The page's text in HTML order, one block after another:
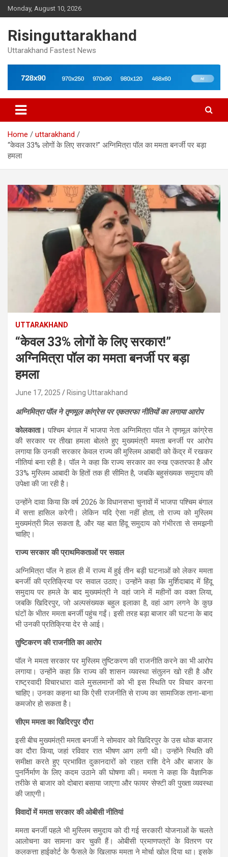
Skip
to
Monday, August 10, 2026
Risinguttarakhand
Uttarakhand Fastest News
Home
uttarakhand
“केवल 33% लोगों के लिए सरकार!” अग्निमित्रा पॉल का ममता बनर्जी पर बड़ा
हमला
UTTARAKHAND
“केवल 33% लोगों के लिए सरकार!”
अग्निमित्रा पॉल का ममता बनर्जी पर बड़ा
हमला
June 17, 2025 Rising Uttarakhand
अग्निमित्रा पॉल ने तृणमूल कांग्रेस पर एकतरफा नीतियों का लगाया आरोप
कोलकाता। पश्चिम बंगाल में भाजपा नेता अग्निमित्रा पॉल ने तृणमूल कांग्रेस
की सरकार पर तीखा हमला बोलते हुए मुख्यमंत्री ममता बनर्जी पर आरोप
लगाया कि उनकी सरकार केवल राज्य की मुस्लिम आबादी को केंद्र में रखकर
नीतियां बना रही है। पॉल ने कहा कि राज्य सरकार का रुख एकतरफा है और
33% मुस्लिम आबादी के हितों तक ही सीमित है, जबकि बहुसंख्यक समुदाय की
उपेक्षा की जा रही है।
उन्होंने दावा किया कि वर्ष 2026 के विधानसभा चुनावों में भाजपा पश्चिम बंगाल
में सत्ता हासिल करेगी। लेकिन यदि ऐसा नहीं होता, तो राज्य को मुस्लिम
मुख्यमंत्री मिल सकता है, और यह बात हिंदू समुदाय को गंभीरता से समझनी
चाहिए।
राज्य सरकार की प्राथमिकताओं पर सवाल
अग्निमित्रा पॉल ने हाल ही में राज्य में हुई तीन बड़ी घटनाओं को लेकर ममता
बनर्जी की प्रतिक्रिया पर सवाल उठाए। उन्होंने कहा कि मुर्शिदाबाद में हिंदू
समुदाय पर हमले के बाद मुख्यमंत्री ने वहां जाने में महीनों का वक्त लिया,
जबकि खिदिरपुर, जो अल्पसंख्यक बहुल इलाका है, वहां आग लगने के कुछ
घंटों के भीतर ममता बनर्जी पहुंच गईं। इसी तरह बड़ा बाजार की घटना के बाद
भी उनकी प्रतिक्रिया देर से आई।
तुष्टिकरण की राजनीति का आरोप
पॉल ने ममता सरकार पर मुस्लिम तुष्टिकरण की राजनीति करने का भी आरोप
लगाया। उन्होंने कहा कि राज्य की शासन व्यवस्था संतुलन खो रही है और
राष्ट्रवादी विचारधारा वाले मुसलमानों को भी इस स्थिति पर विचार करना
चाहिए। उनका कहना था कि ऐसी राजनीति से राज्य का सामाजिक ताना-बाना
कमजोर हो सकता है।
सीएम ममता का खिदिरपुर दौरा
इसी बीच मुख्यमंत्री ममता बनर्जी ने सोमवार को खिदिरपुर के उस थोक बाजार
का दौरा किया, जहां रविवार रात भीषण आग लगी थी। उन्होंने स्थिति की
समीक्षा करते हुए प्रभावित दुकानदारों को राहत राशि देने और बाजार के
पुनर्निर्माण के लिए कदम उठाने की घोषणा की। ममता ने कहा कि वैज्ञानिक
तरीके से बाजार को दोबारा बसाया जाएगा और फायर सेफ्टी की पुख्ता व्यवस्था
की जाएगी।
विवादों में ममता सरकार की ओबीसी नीतियां
ममता बनर्जी पहले भी मुस्लिम समुदाय को दी गई सरकारी योजनाओं के चलते
आलोचना का सामना कर चुकी हैं। ओबीसी प्रमाणपत्रों के वितरण पर
कलकत्ता हाईकोर्ट के फैसले के खिलाफ ममता ने मोर्चा खोल दिया था। इसके